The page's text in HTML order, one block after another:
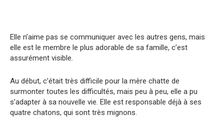
Elle n’aime pas se communiquer avec les autres gens, mais
elle est le membre le plus adorable de sa famille, c’est
assurément visible.
Au début, c’était très difficile pour la mère chatte de
surmonter toutes les difficultés, mais peu à peu, elle a pu
s’adapter à sa nouvelle vie. Elle est responsable déjà à ses
quatre chatons, qui sont très mignons.